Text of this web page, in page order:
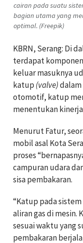
cairan pada suatu
bagian utama yang
optimal. (Freepik)
KBRN, Serang: Di
terdapat
keluar masuknya
katup (valve)
otomotif, katup
menentukan
Menurut Fatur,
mobil asal Kota
proses
campuran udara
sisa pembakaran.
“Katup pada sistem
aliran gas di
sesuai waktu yang
pembakaran